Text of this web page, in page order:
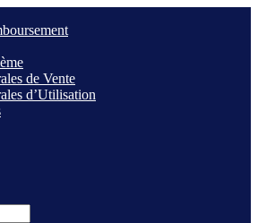
de Vente
d’Utilisation